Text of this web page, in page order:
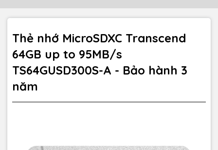
Thẻ nhớ MicroSDXC Transcend
64GB up to 95MB/s
TS64GUSD300S-A - Bảo hành 3
năm
Loại thẻ MicroSDXC
Tốc độ ghi ~40MB/s
Nhu cầu sử
dụng
Quay Video FullHD, ĐTDĐ, máy ảnh, camera